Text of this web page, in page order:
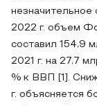
незначительное
2022 г. объем
составил 154,9
2021 г. на 27,7
% к ВВП [1].
г. объясняется